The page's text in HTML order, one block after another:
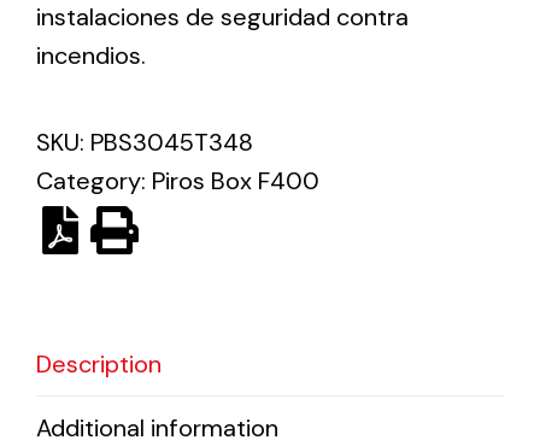
Variedad de soluciones solares para todo tipo
de necesidades.
Solar lighting
Variety of solar solutions for all kinds of needs.
instalaciones de seguridad contra
incendios.
SKU: PBS3045T348
Category: Piros Box F400
Description
Additional information